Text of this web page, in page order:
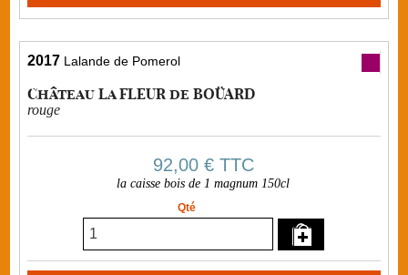
2017 Lalande de Pomerol
Château La FLEUR de BOÜARD
rouge
92,00 €TTC
la caisse bois de 1 magnum 150cl
Qté